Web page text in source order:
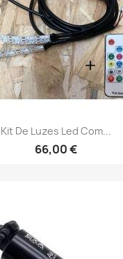
Kit De Luzes Led Com...
66,00 €